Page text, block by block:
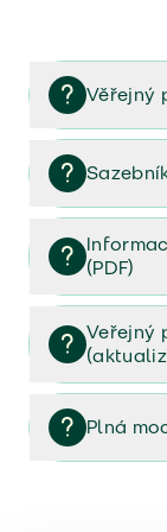
Věřejný
Věřejný
Sazebník
(PDF)
Informace o
Veřejný
Veřejný
Plná